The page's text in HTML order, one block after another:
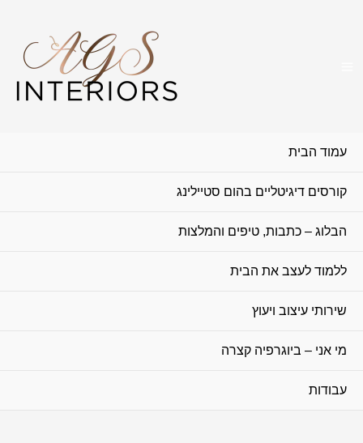
עמוד הבית
קורסים דיגיטליים בהום סטיילינג
הבלוג – כתבות, טיפים והמלצות
ללמוד לעצב את הבית
שירותי עיצוב ויעוץ
מי אני – ביוגרפיה קצרה
עבודות